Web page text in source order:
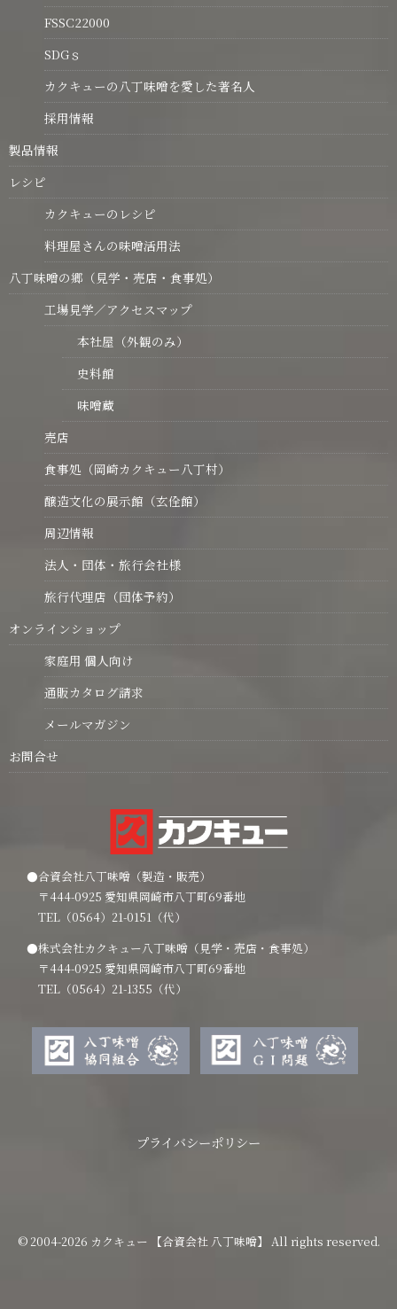
FSSC22000
SDGｓ
カクキューの八丁味噌を愛した著名人
採用情報
製品情報
レシピ
カクキューのレシピ
料理屋さんの味噌活用法
八丁味噌の郷（見学・売店・食事処）
工場見学／アクセスマップ
本社屋（外観のみ）
史料館
味噌蔵
売店
食事処（岡崎カクキュー八丁村）
醸造文化の展示館（玄佺館）
周辺情報
法人・団体・旅行会社様
旅行代理店（団体予約）
オンラインショップ
家庭用 個人向け
通販カタログ請求
メールマガジン
お問合せ
●合資会社八丁味噌（製造・販売）
〒444-0925 愛知県岡崎市八丁町69番地
TEL（0564）21-0151（代）
●株式会社カクキュー八丁味噌（見学・売店・食事処）
〒444-0925 愛知県岡崎市八丁町69番地
TEL（0564）21-1355（代）
プライバシーポリシー
© 2004-2026 カクキュー 【合資会社 八丁味噌】 All rights reserved.